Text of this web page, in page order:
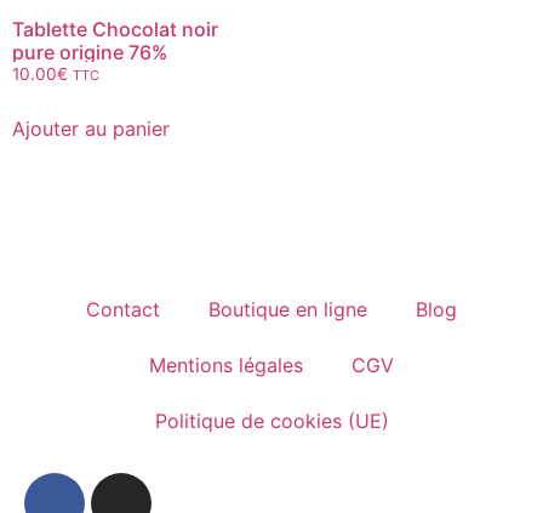
Tablette Chocolat noir
pure origine 76%
10.00€ TTC
Ajouter au panier
Contact Boutique en ligne Blog
Mentions légales CGV
Politique de cookies (UE)